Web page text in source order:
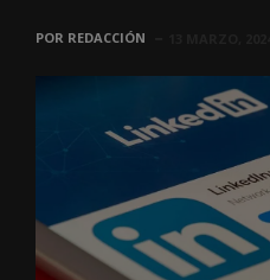
POR REDACCIÓN